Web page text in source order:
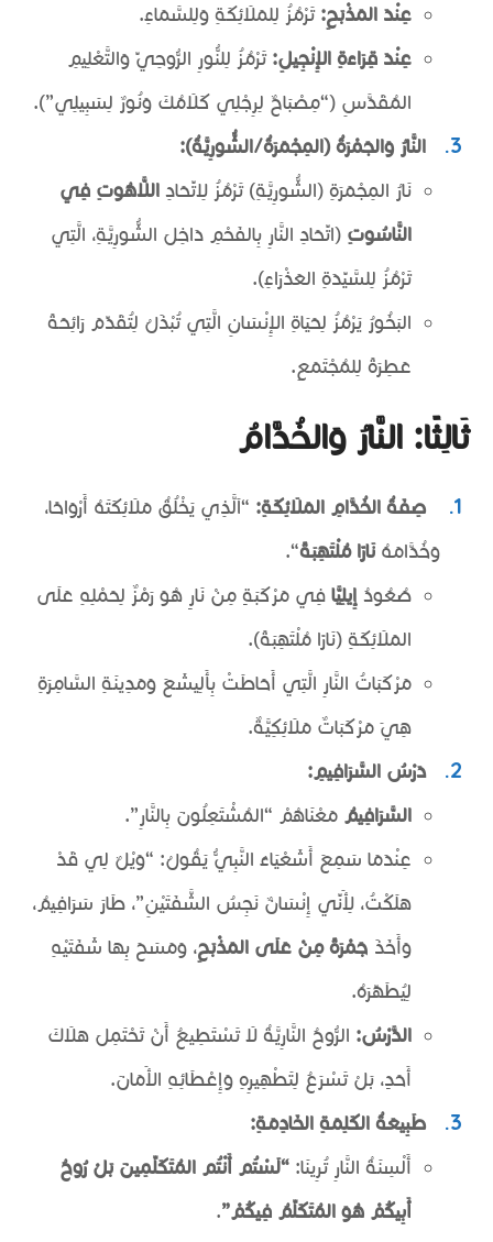
عِنْدَ المَذْبَحِ: تَرْمُزُ لِلمَلَائِكَةِ وَلِلسَّمَاءِ.
عِنْدَ قِرَاءَةِ الإِنْجِيلِ: تَرْمُزُ لِلنُّورِ الرُّوحِيِّ وَالتَّعْلِيمِ
المُقَدَّسِ (“مِصْبَاحٌ لِرِجْلِي كَلَامُكَ وَنُورٌ لِسَبِيلِي”).
النَّارُ وَالجَمْرَةُ (المِجْمَرَةُ/الشُّورِيَّةُ):
نَارُ المِجْمَرَةِ (الشُّورِيَّةِ) تَرْمُزُ لِاتِّحَادِاللَّاهُوتِ فِي
النَّاسُوتِ (اتِّحَادِ النَّارِ بِالفَحْمِ دَاخِلَ الشُّورِيَّةِ، الَّتِي
تَرْمُزُ لِلسَّيِّدَةِ العَذْرَاءِ).
البَخُورُ يَرْمُزُ لِحَيَاةِ الإِنْسَانِ الَّتِي تُبْذَلُ لِتُقَدِّمَ رَائِحَةً
عَطِرَةً لِلمُجْتَمَعِ.
ثَالِثًا: النَّارُ وَالخُدَّامُ
صِفَةُ الخُدَّامِ المَلَائِكَةِ: “اَلَّذِي يَخْلُقُ مَلَائِكَتَهُ أَرْوَاحًا،
وَخُدَّامَهُنَارًا مُلْتَهِبَةً“.
صُعُودُ إِيلِيَّا فِي مَرْكَبَةٍ مِنْ نَارٍ هُوَ رَمْزٌ لِحَمْلِهِ عَلَى
المَلَائِكَةِ (نَارًا مُلْتَهِبَةً).
مَرْكَبَاتُ النَّارِ الَّتِي أَحَاطَتْ بِأَلِيشَعَ وَمَدِينَةِ السَّامِرَةِ
هِيَ مَرْكَبَاتٌ مَلَائِكِيَّةٌ.
دَرْسُ السَّرَافِيمِ:
السَّرَافِيمُ مَعْنَاهُمْ “المُشْتَعِلُونَ بِالنَّارِ”.
عِنْدَمَا سَمِعَ أَشَعْيَاءُ النَّبِيُّ يَقُولُ: “وَيْلٌ لِي قَدْ
هَلَكْتُ، لِأَنِّي إِنْسَانٌ نَجِسُ الشَّفَتَيْنِ”، طَارَ سَرَافِيمُ،
وَأَخَذَ جَمْرَةً مِنْ عَلَى المَذْبَحِ، وَمَسَحَ بِهَا شَفَتَيْهِ
لِيُطَهِّرَهُ.
الدَّرْسُ: الرُّوحُ النَّارِيَّةُ لَا تَسْتَطِيعُ أَنْ تَحْتَمِلَ هَلَاكَ
أَحَدٍ، بَلْ تَسْرَعُ لِتَطْهِيرِهِ وَإِعْطَائِهِ الأَمَانَ.
طَبِيعَةُ الكَلِمَةِ الخَادِمَةِ:
أَلْسِنَةُ النَّارِ تُرِينَا:“لَسْتُم أَنْتُم المُتَكَلِّمِينَ بَلْ رُوحُ
أَبِيكُمْ هُوَ المُتَكَلِّمُ فِيكُمْ”.